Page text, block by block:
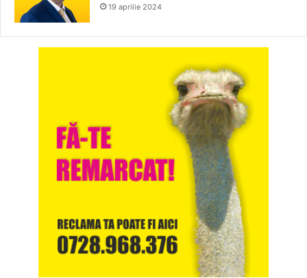
19 aprilie 2024